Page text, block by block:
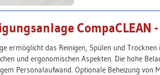
ermöglicht das Reinigen, Spülen und
und ergonomischen Aspekten. Die hohe
Personalaufwand. Optionale Beheizung von